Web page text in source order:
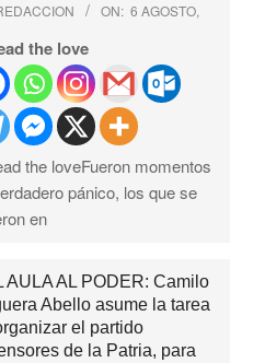
ON: 6 AGOSTO,
the love
the loveFueron momentos
pánico, los que se
en
AULA AL PODER: Camilo
Abello asume la tarea
el partido
de la Patria, para